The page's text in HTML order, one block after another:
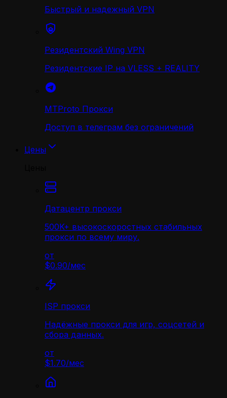
Быстрый и надежный VPN
Резидентский Wing VPN
Резидентские IP на VLESS + REALITY
MTProto Прокси
Доступ в телеграм без ограничений
Цены
Датацентр прокси
500K+ высокоскоростных стабильных
прокси по всему миру.
от
$0.90/мес
ISP прокси
Надёжные прокси для игр, соцсетей и
сбора данных.
от
$1.70/мес